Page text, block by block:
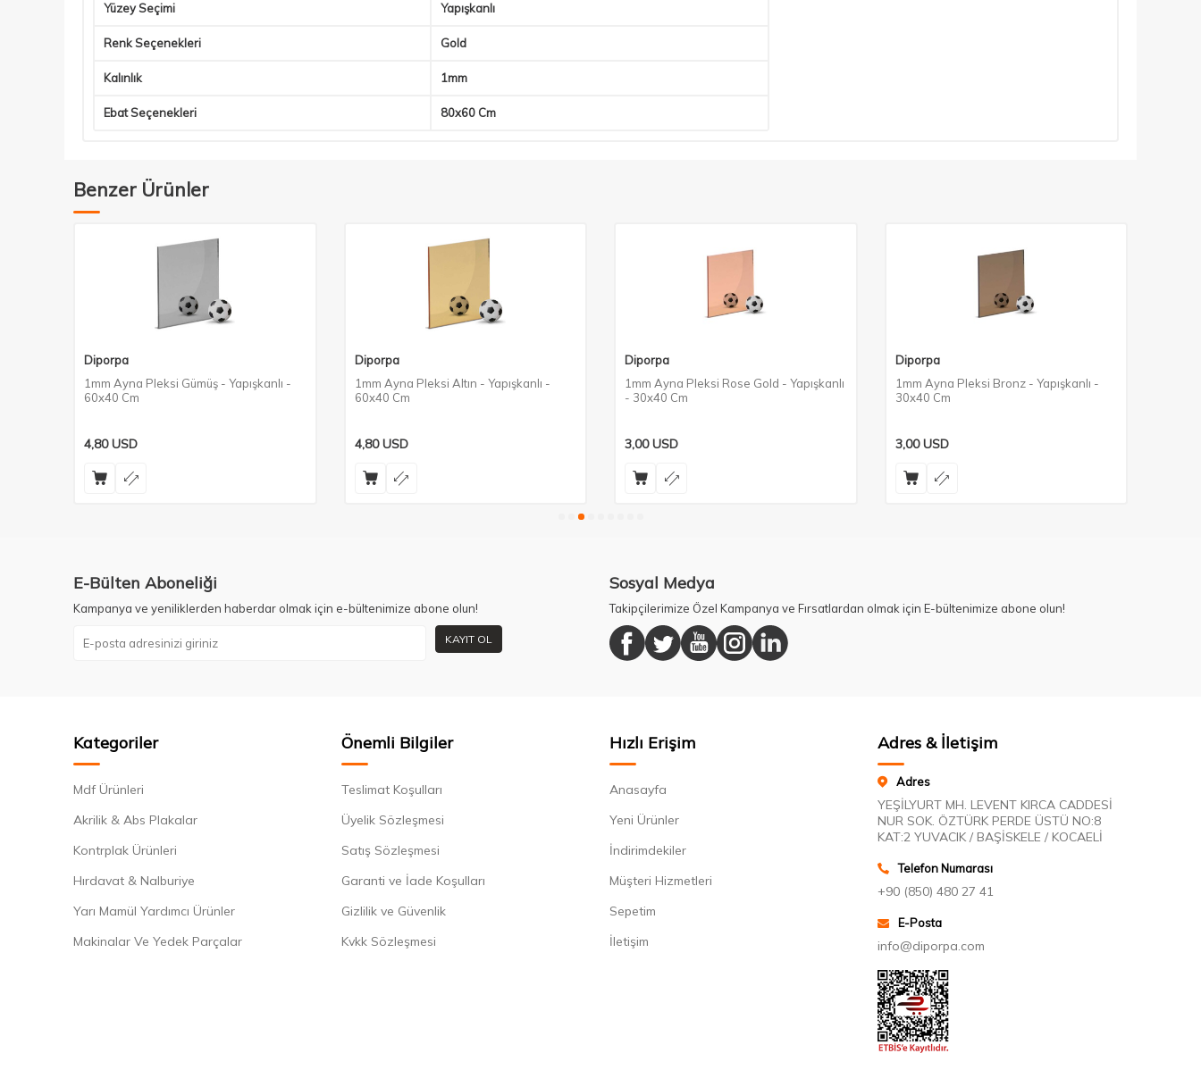
Yüzey Seçimi Yapışkanlı
Renk Seçenekleri Gold
Kalınlık 1mm
Ebat Seçenekleri 80x60 Cm
Benzer Ürünler
Diporpa
1mm Ayna Pleksi Gümüş - Yapışkanlı -
60x40 Cm
4,80USD
Diporpa
1mm Ayna Pleksi Altın - Yapışkanlı -
60x40 Cm
4,80USD
Diporpa
1mm Ayna Pleksi Rose Gold - Yapışkanlı
- 30x40 Cm
3,00USD
Diporpa
1mm Ayna Pleksi Bronz - Yapışkanlı -
30x40 Cm
3,00USD
E-Bülten Aboneliği
Kampanya ve yeniliklerden haberdar olmak için e-bültenimize abone olun!
KAYIT OL
Sosyal Medya
Takipçilerimize Özel Kampanya ve Fırsatlardan olmak için E-bültenimize abone olun!
Kategoriler
Mdf Ürünleri
Akrilik & Abs Plakalar
Kontrplak Ürünleri
Hırdavat & Nalburiye
Yarı Mamül Yardımcı Ürünler
Makinalar Ve Yedek Parçalar
Önemli Bilgiler
Teslimat Koşulları
Üyelik Sözleşmesi
Satış Sözleşmesi
Garanti ve İade Koşulları
Gizlilik ve Güvenlik
Kvkk Sözleşmesi
Hızlı Erişim
Anasayfa
Yeni Ürünler
İndirimdekiler
Müşteri Hizmetleri
Sepetim
İletişim
Adres & İletişim
Adres
YEŞİLYURT MH. LEVENT KIRCA CADDESİ
NUR SOK. ÖZTÜRK PERDE ÜSTÜ NO:8
KAT:2 YUVACIK / BAŞİSKELE / KOCAELİ
Telefon Numarası
+90 (850) 480 27 41
E-Posta
info@diporpa.com